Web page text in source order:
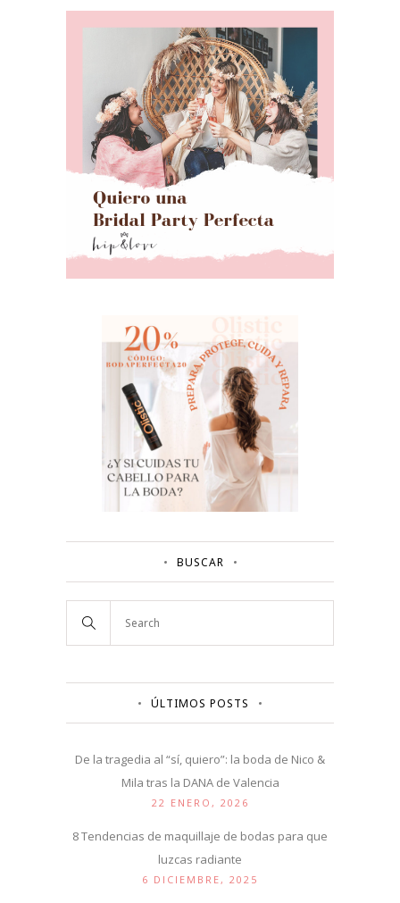
BUSCAR
ÚLTIMOS POSTS
De la tragedia al “sí, quiero”: la boda de Nico &
Mila tras la DANA de Valencia
22 ENERO, 2026
8 Tendencias de maquillaje de bodas para que
luzcas radiante
6 DICIEMBRE, 2025